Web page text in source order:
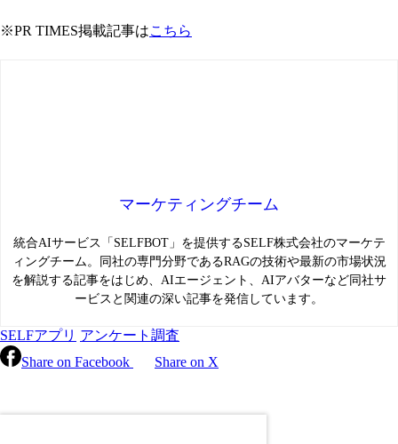
※PR TIMES掲載記事はこちら
マーケティングチーム
統合AIサービス「SELFBOT」を提供するSELF株式会社のマーケテ
ィングチーム。同社の専門分野であるRAGの技術や最新の市場状況
を解説する記事をはじめ、AIエージェント、AIアバターなど同社サ
ービスと関連の深い記事を発信しています。
SELFアプリ アンケート調査
Share on Facebook
Share on X